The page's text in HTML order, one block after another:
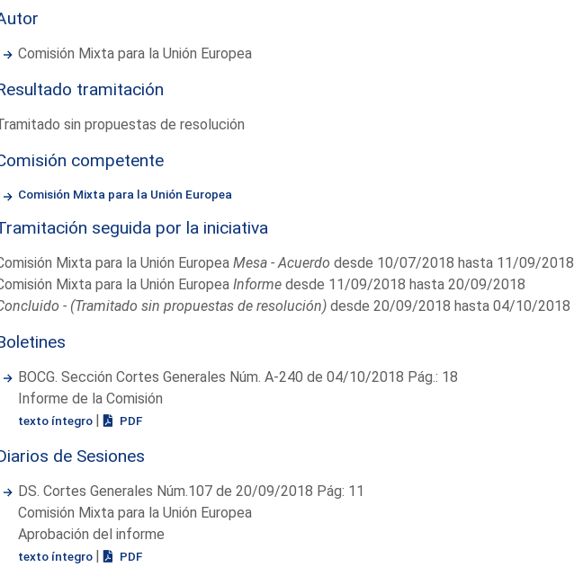
Comisión Mixta para la Unión Europea
tramitación
sin propuestas de resolución
competente
Comisión Mixta para la Unión Europea
seguida por la iniciativa
Mixta para la Unión Europea Mesa - Acuerdo desde 10/07/2018 hasta 11/09/2018
Mixta para la Unión Europea Informedesde 11/09/2018 hasta 20/09/2018
- (Tramitado sin propuestas de resolución)desde 20/09/2018 hasta 04/10/2018
BOCG. Sección Cortes Generales Núm. A-240 de 04/10/2018 Pág.: 18
Informe de la Comisión
texto íntegro | PDF
de Sesiones
DS. Cortes Generales Núm.107 de 20/09/2018 Pág: 11
Comisión Mixta para la Unión Europea
Aprobación del informe
texto íntegro | PDF